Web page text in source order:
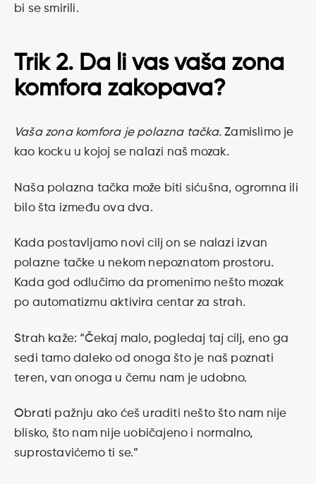
bi se smirili.
Trik 2. Da li vas vaša zona
komfora zakopava?
Vaša zona komfora je polazna tačka. Zamislimo je
kao kocku u kojoj se nalazi naš mozak.
Naša polazna tačka može biti sićušna, ogromna ili
bilo šta između ova dva.
Kada postavljamo novi cilj on se nalazi izvan
polazne tačke u nekom nepoznatom prostoru.
Kada god odlučimo da promenimo nešto mozak
po automatizmu aktivira centar za strah.
Strah kaže: “Čekaj malo, pogledaj taj cilj, eno ga
sedi tamo daleko od onoga što je naš poznati
teren, van onoga u čemu nam je udobno.
Obrati pažnju ako ćeš uraditi nešto što nam nije
blisko, što nam nije uobičajeno i normalno,
suprostavićemo ti se.”